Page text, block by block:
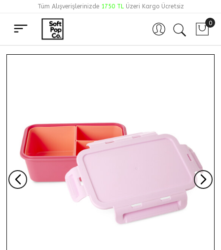
Tüm Alışverişlerinizde 1750 TLÜzeri Kargo Ücretsiz
Hesabım 0